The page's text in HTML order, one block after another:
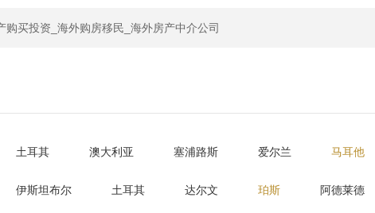
购买投资_海外购房移民_海外房产中介公司
土耳其 澳大利亚 塞浦路斯 爱尔兰 马耳他
伊斯坦布尔 土耳其 达尔文 珀斯 阿德莱德